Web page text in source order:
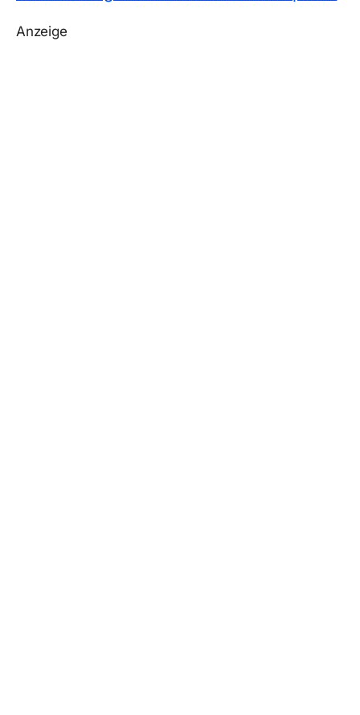
Anzeige